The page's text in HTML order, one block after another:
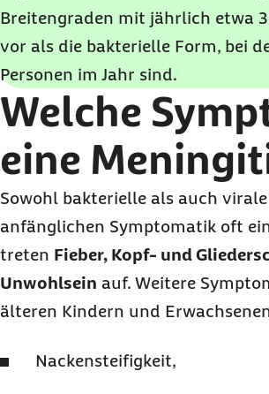
Breitengraden mit jährlich etwa
vor als die bakterielle Form, bei
Personen im Jahr sind.
Welche
eine
Sowohl bakterielle als auch
anfänglichen Symptomatik oft
treten Fieber, Kopf- und
Unwohlsein auf. Weitere
älteren Kindern und
Nackensteifigkeit,